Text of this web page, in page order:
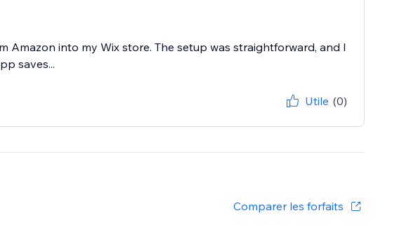
into my Wix store. The setup was straightforward, and I
saves...
Utile (0)
Comparer les forfaits